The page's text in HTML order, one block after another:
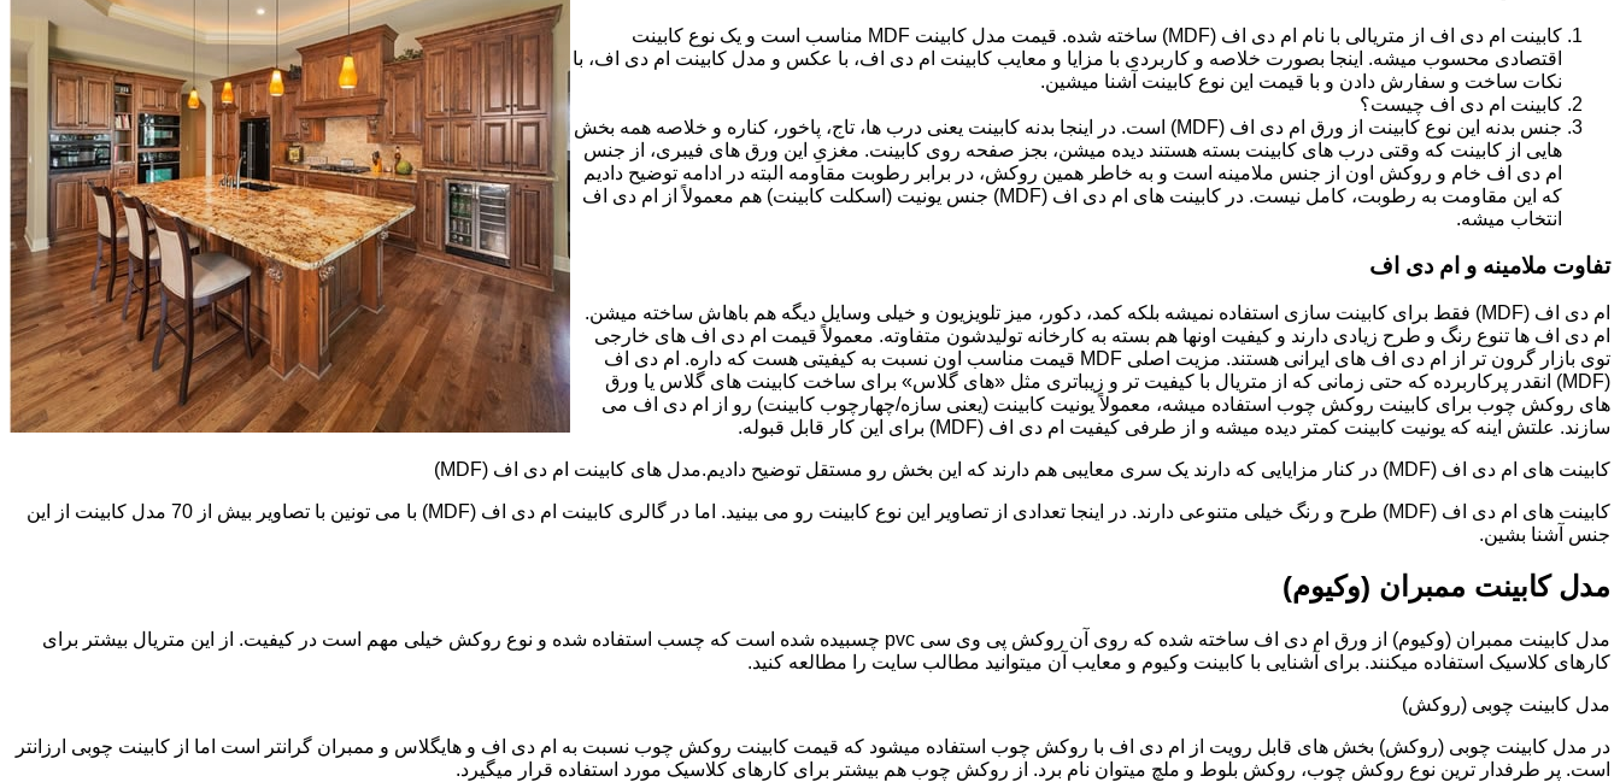
کابینت ام دی اف از متریالی با نام ام دی اف (MDF) ساخته شده. قیمت مدل کابینت MDF مناسب است و یک نوع کابینت
اقتصادی محسوب میشه. اینجا بصورت خلاصه و کاربردی با مزایا و معایب کابینت ام دی اف، با عکس و مدل کابینت ام دی اف، با
نکات ساخت و سفارش دادن و با قیمت این نوع کابینت آشنا میشین.
کابینت ام دی اف چیست؟
جنس بدنه این نوع کابینت از ورق ام دی اف (MDF) است. در اینجا بدنه کابینت یعنی درب ها، تاج، پاخور، کناره و خلاصه همه بخش
هایی از کابینت که وقتی درب های کابینت بسته هستند دیده میشن، بجز صفحه روی کابینت. مغزیِ این ورق های فیبری، از جنس
ام دی اف خام و روکش اون از جنس ملامینه است و به خاطر همین روکش، در برابر رطوبت مقاومه البته در ادامه توضیح دادیم
که این مقاومت به رطوبت، کامل نیست. در کابینت های ام دی اف (MDF) جنس یونیت (اسکلت کابینت) هم معمولاً از ام دی اف
انتخاب میشه.
تفاوت ملامینه و ام دی اف
ام دی اف (MDF) فقط برای کابینت سازی استفاده نمیشه بلکه کمد، دکور، میز تلویزیون و خیلی وسایل دیگه هم باهاش ساخته میشن.
ام دی اف ها تنوع رنگ و طرح زیادی دارند و کیفیت اونها هم بسته به کارخانه تولیدشون متفاوته. معمولاً قیمت ام دی اف های خارجی
توی بازار گرون تر از ام دی اف های ایرانی هستند. مزیت اصلی MDF قیمت مناسب اون نسبت به کیفیتی هست که داره. ام دی اف
(MDF) انقدر پرکاربرده که حتی زمانی که از متریال با کیفیت تر و زیباتری مثل «های گلاس» برای ساخت کابینت های گلاس یا ورق
های روکش چوب برای کابینت روکش چوب استفاده میشه، معمولاً یونیت کابینت (یعنی سازه/چهارچوب کابینت) رو از ام دی اف می
سازند. علتش اینه که یونیت کابینت کمتر دیده میشه و از طرفی کیفیت ام دی اف (MDF) برای این کار قابل قبوله.
کابینت های ام دی اف (MDF) در کنار مزایایی که دارند یک سری معایبی هم دارند که این بخش رو مستقل توضیح دادیم.مدل های کابینت ام دی اف (MDF)
کابینت های ام دی اف (MDF) طرح و رنگ خیلی متنوعی دارند. در اینجا تعدادی از تصاویر این نوع کابینت رو می بینید. اما در گالری کابینت ام دی اف (MDF) با می تونین با تصاویر بیش از 70 مدل کابینت از این
جنس آشنا بشین.
مدل کابینت ممبران (وکیوم)
مدل کابینت ممبران (وکیوم) از ورق ام دی اف ساخته شده که روی آن روکش پی وی سی pvc چسبیده شده است که چسب استفاده شده و نوع روکش خیلی مهم است در کیفیت. از این متریال بیشتر برای
کارهای کلاسیک استفاده میکنند. برای آشنایی با کابینت وکیوم و معایب آن میتوانید مطالب سایت را مطالعه کنید.
مدل کابینت چوبی (روکش)
در مدل کابینت چوبی (روکش) بخش های قابل رویت از ام دی اف با روکش چوب استفاده میشود که قیمت کابینت روکش چوب نسبت به ام دی اف و هایگلاس و ممبران گرانتر است اما از کابینت چوبی ارزانتر
است. پر طرفدار ترین نوع روکش چوب، روکش بلوط و ملچ میتوان نام برد. از روکش چوب هم بیشتر برای کارهای کلاسیک مورد استفاده قرار میگیرد.